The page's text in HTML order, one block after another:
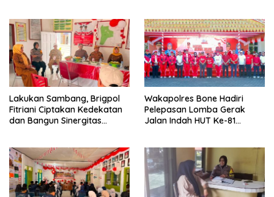
Lakukan Sambang, Brigpol
Fitriani Ciptakan Kedekatan
dan Bangun Sinergitas
Wakapolres Bone Hadiri
Pelepasan Lomba Gerak
Jalan Indah HUT Ke-81